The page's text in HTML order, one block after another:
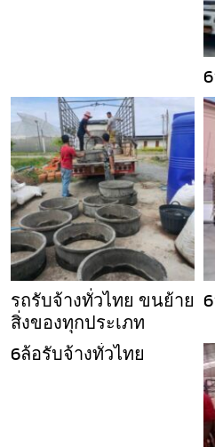
รถรับจ้างทั่วไทย ขนย้าย
สิ่งของทุกประเภท
6ล้อรับจ้างทั่วไทย